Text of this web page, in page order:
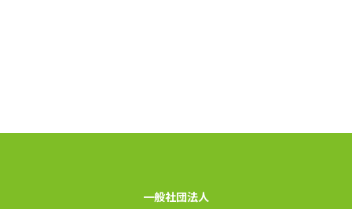
一般社団法人